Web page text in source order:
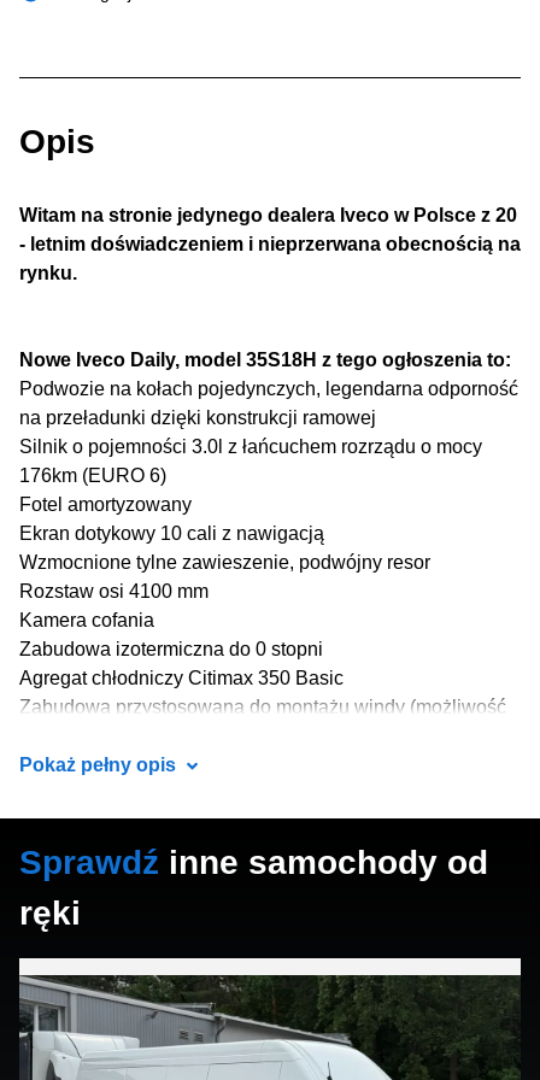
Opis
Witam na stronie jedynego dealera Iveco w Polsce z 20
- letnim doświadczeniem i nieprzerwana obecnością na
rynku.
Nowe Iveco Daily, model 35S18H z tego ogłoszenia to:
Podwozie na kołach pojedynczych, legendarna odporność
na przeładunki dzięki konstrukcji ramowej
Silnik o pojemności 3.0l z łańcuchem rozrządu o mocy
176km (EURO 6)
Fotel amortyzowany
Ekran dotykowy 10 cali z nawigacją
Wzmocnione tylne zawieszenie, podwójny resor
Rozstaw osi 4100 mm
Kamera cofania
Zabudowa izotermiczna do 0 stopni
Agregat chłodniczy Citimax 350 Basic
Zabudowa przystosowana do montażu windy (możliwość
Wymiary wewnętrzne zabudowy: 4200 x 2100 x 2000 mm
Wyposażenie pojazdu:
PAKIET CONFORT Plus:
System infotainment NAVI MY IVECO z wyświetlaczem
10-calowym
Ławka pasażerów stała 2-osobowa z rozkładanym
stolikiem, pasy bezpieczeństwa 3-punktowe
Szerokie lusterka do zabudowy 2,35 m
Pokaż pełny opis
Sprawdź inne samochody od
ręki